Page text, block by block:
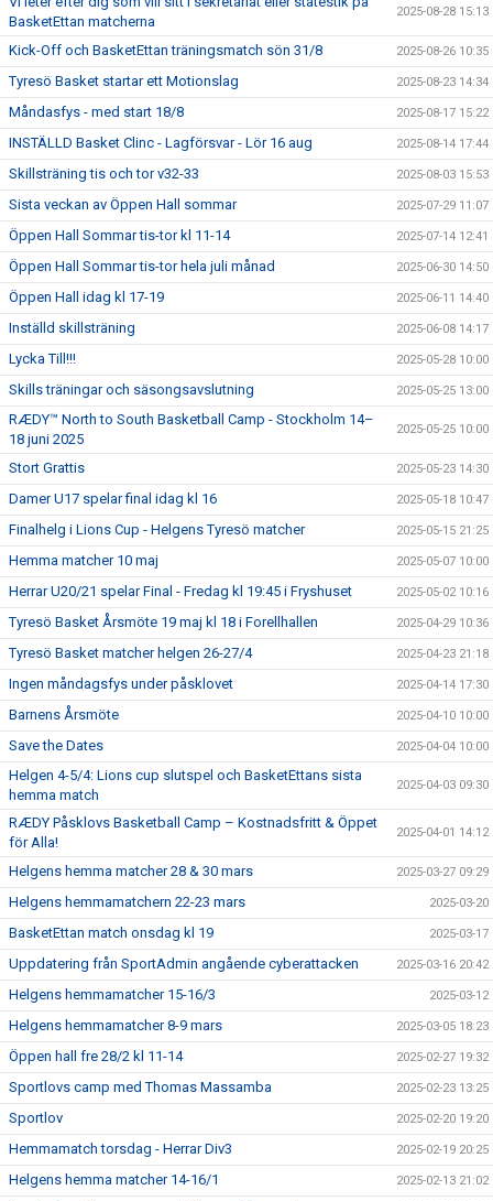
BasketEttan matcherna
2025-08-28 15:13
Kick-Off och BasketEttan träningsmatch sön 31/8 2025-08-26 10:35
Tyresö Basket startar ett Motionslag 2025-08-23 14:34
Måndasfys - med start 18/8 2025-08-17 15:22
INSTÄLLD Basket Clinc - Lagförsvar - Lör 16 aug 2025-08-14 17:44
Skillsträning tis och tor v32-33 2025-08-03 15:53
Sista veckan av Öppen Hall sommar 2025-07-29 11:07
Öppen Hall Sommar tis-tor kl 11-14 2025-07-14 12:41
Öppen Hall Sommar tis-tor hela juli månad 2025-06-30 14:50
Öppen Hall idag kl 17-19 2025-06-11 14:40
Inställd skillsträning 2025-06-08 14:17
Lycka Till!!! 2025-05-28 10:00
Skills träningar och säsongsavslutning 2025-05-25 13:00
RÆDY™ North to South Basketball Camp - Stockholm 14–
18 juni 2025
2025-05-25 10:00
Stort Grattis 2025-05-23 14:30
Damer U17 spelar final idag kl 16 2025-05-18 10:47
Finalhelg i Lions Cup - Helgens Tyresö matcher 2025-05-15 21:25
Hemma matcher 10 maj 2025-05-07 10:00
Herrar U20/21 spelar Final - Fredag kl 19:45 i Fryshuset 2025-05-02 10:16
Tyresö Basket Årsmöte 19 maj kl 18 i Forellhallen 2025-04-29 10:36
Tyresö Basket matcher helgen 26-27/4 2025-04-23 21:18
Ingen måndagsfys under påsklovet 2025-04-14 17:30
Barnens Årsmöte 2025-04-10 10:00
Save the Dates 2025-04-04 10:00
Helgen 4-5/4: Lions cup slutspel och BasketEttans sista
hemma match
2025-04-03 09:30
RÆDY Påsklovs Basketball Camp – Kostnadsfritt & Öppet
för Alla!
2025-04-01 14:12
Helgens hemma matcher 28 & 30 mars 2025-03-27 09:29
Helgens hemmamatchern 22-23 mars 2025-03-20
BasketEttan match onsdag kl 19 2025-03-17
Uppdatering från SportAdmin angående cyberattacken 2025-03-16 20:42
Helgens hemmamatcher 15-16/3 2025-03-12
Helgens hemmamatcher 8-9 mars 2025-03-05 18:23
Öppen hall fre 28/2 kl 11-14 2025-02-27 19:32
Sportlovs camp med Thomas Massamba 2025-02-23 13:25
Sportlov 2025-02-20 19:20
Hemmamatch torsdag - Herrar Div3 2025-02-19 20:25
Helgens hemma matcher 14-16/1 2025-02-13 21:02